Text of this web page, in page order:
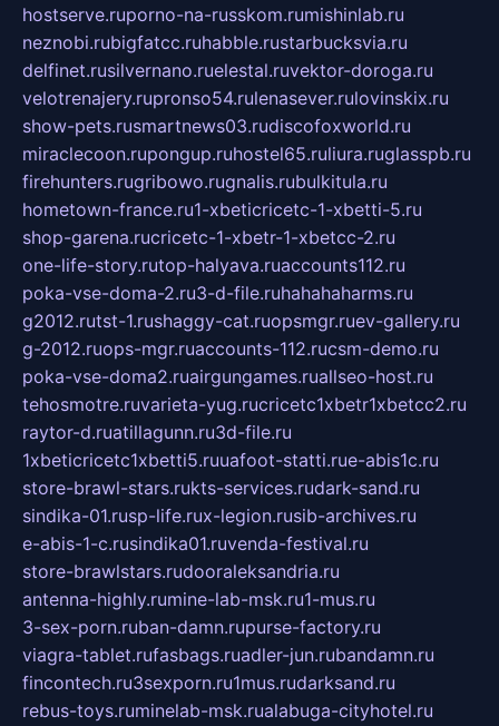
hostserve.ruporno-na-russkom.rumishinlab.ru
neznobi.rubigfatcc.ruhabble.rustarbucksvia.ru
delfinet.rusilvernano.ruelestal.ruvektor-doroga.ru
velotrenajery.rupronso54.rulenasever.rulovinskix.ru
show-pets.rusmartnews03.rudiscofoxworld.ru
miraclecoon.rupongup.ruhostel65.ruliura.ruglasspb.ru
firehunters.rugribowo.rugnalis.rubulkitula.ru
hometown-france.ru1-xbeticricetc-1-xbetti-5.ru
shop-garena.rucricetc-1-xbetr-1-xbetcc-2.ru
one-life-story.rutop-halyava.ruaccounts112.ru
poka-vse-doma-2.ru3-d-file.ruhahahaharms.ru
g2012.rutst-1.rushaggy-cat.ruopsmgr.ruev-gallery.ru
g-2012.ruops-mgr.ruaccounts-112.rucsm-demo.ru
poka-vse-doma2.ruairgungames.ruallseo-host.ru
tehosmotre.ruvarieta-yug.rucricetc1xbetr1xbetcc2.ru
raytor-d.ruatillagunn.ru3d-file.ru
1xbeticricetc1xbetti5.ruuafoot-statti.rue-abis1c.ru
store-brawl-stars.rukts-services.rudark-sand.ru
sindika-01.rusp-life.rux-legion.rusib-archives.ru
e-abis-1-c.rusindika01.ruvenda-festival.ru
store-brawlstars.rudooraleksandria.ru
antenna-highly.rumine-lab-msk.ru1-mus.ru
3-sex-porn.ruban-damn.rupurse-factory.ru
viagra-tablet.rufasbags.ruadler-jun.rubandamn.ru
fincontech.ru3sexporn.ru1mus.rudarksand.ru
rebus-toys.ruminelab-msk.rualabuga-cityhotel.ru